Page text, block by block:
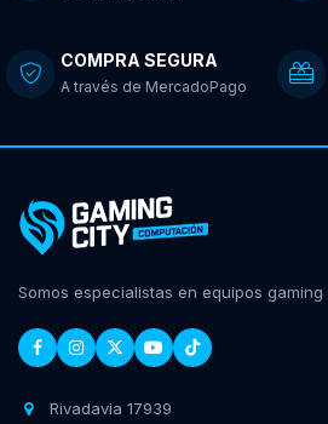
COMPRA SEGURA
A través de MercadoPago
Somos especialistas en equipos
Rivadavia 17939